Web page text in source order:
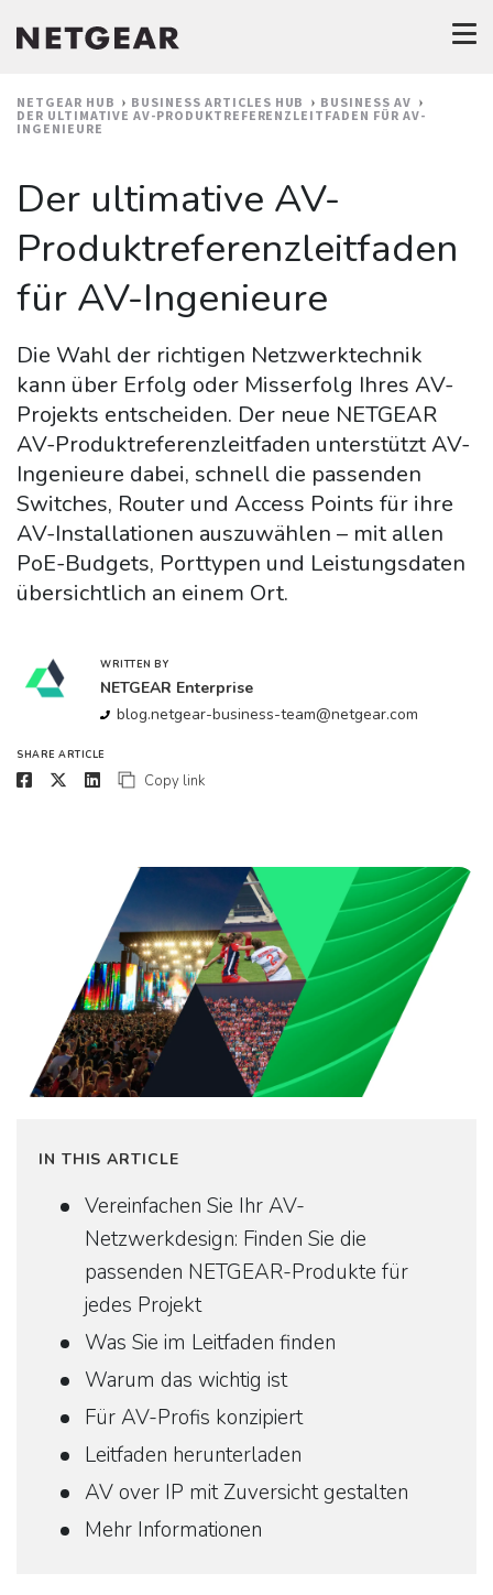
NETGEAR HUB BUSINESS ARTICLES HUB
BUSINESS AV
DER ULTIMATIVE AV-PRODUKTREFERENZLEITFADEN FÜR AV-
INGENIEURE
Der ultimative AV-
Produktreferenzleitfaden
für AV-Ingenieure
Die Wahl der richtigen Netzwerktechnik
kann über Erfolg oder Misserfolg Ihres AV-
Projekts entscheiden. Der neue NETGEAR
AV-Produktreferenzleitfaden unterstützt AV-
Ingenieure dabei, schnell die passenden
Switches, Router und Access Points für ihre
AV-Installationen auszuwählen – mit allen
PoE-Budgets, Porttypen und Leistungsdaten
übersichtlich an einem Ort.
WRITTEN BY
NETGEAR Enterprise
blog.netgear-business-team@netgear.com
SHARE ARTICLE
Copy link
IN THIS ARTICLE
Vereinfachen Sie Ihr AV-
Netzwerkdesign: Finden Sie die
passenden NETGEAR-Produkte für
jedes Projekt
Was Sie im Leitfaden finden
Warum das wichtig ist
Für AV-Profis konzipiert
Leitfaden herunterladen
AV over IP mit Zuversicht gestalten
Mehr Informationen